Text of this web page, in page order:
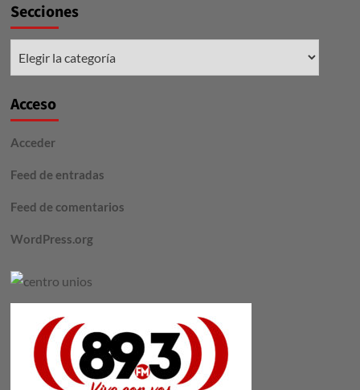
Secciones
Acceso
Acceder
Feed de entradas
Feed de comentarios
WordPress.org